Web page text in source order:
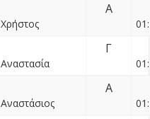
Χρήστος
Α
Αναστασία
Γ
Αναστάσιος
Α